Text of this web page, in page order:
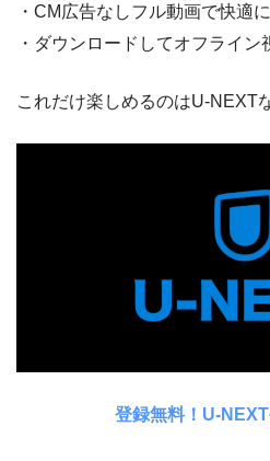
・CM広告なしフル動画で快適
・ダウンロードしてオフライン
これだけ楽しめるのはU-NEXT
登録無料！U-